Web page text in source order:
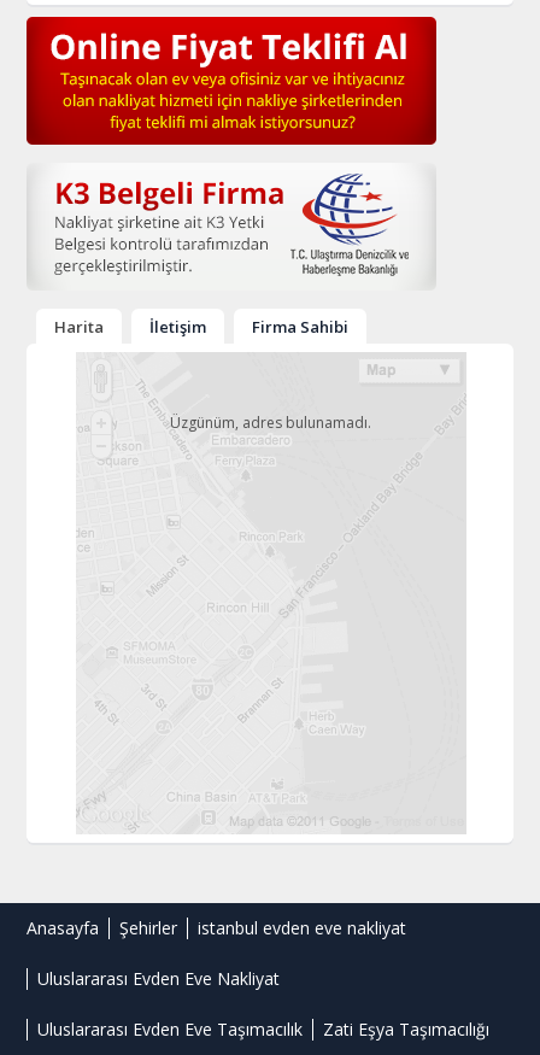
Harita İletişim Firma Sahibi
Üzgünüm, adres bulunamadı.
Anasayfa Şehirler istanbul evden eve nakliyat
Uluslararası Evden Eve Nakliyat
Uluslararası Evden Eve Taşımacılık Zati Eşya Taşımacılığı